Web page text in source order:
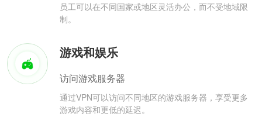
员工可以在不同国家或地区灵活办公，而不受地域限
制。
游戏和娱乐
访问游戏服务器
通过VPN可以访问不同地区的游戏服务器，享受更多
游戏内容和更低的延迟。